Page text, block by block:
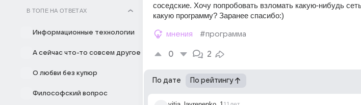
В ТОПЕ НА ОТВЕТАХ
Информационные технологии
А сейчас что-то совсем другое
О любви без купюр
Философский вопрос
соседские. Хочу попробовать взломать какую-нибудь
какую программу? Заранее спасибо:)
мнения #программа
0 2
По дате По рейтингу